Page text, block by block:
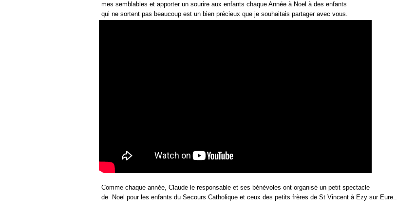
mes semblables et apporter un sourire aux enfants chaque Année à Noel à des enfants
qui ne sortent pas beaucoup est un bien précieux que je souhaitais partager avec vous.
Comme chaque année, Claude le responsable et ses bénévoles ont organisé un petit spectacle
de Noel pour les enfants du Secours Catholique et ceux des petits frères de St Vincent à Ezy sur Eure..